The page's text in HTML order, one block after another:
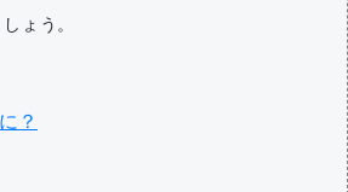
ょう。
？